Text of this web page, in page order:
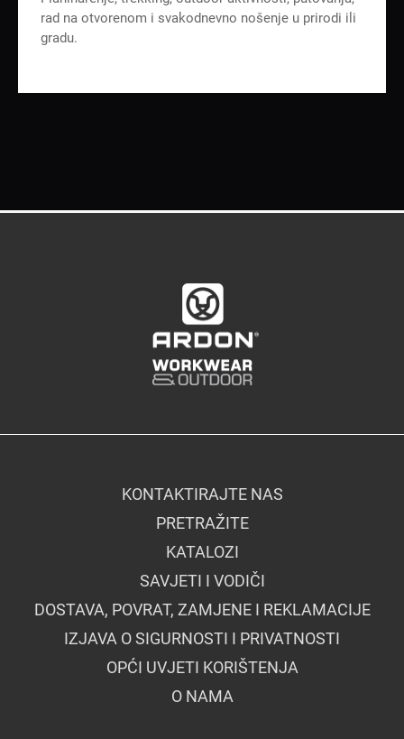
rad na otvorenom i svakodnevno nošenje u prirodi ili
gradu.
KONTAKTIRAJTE NAS
PRETRAŽITE
KATALOZI
SAVJETI I VODIČI
DOSTAVA, POVRAT, ZAMJENE I REKLAMACIJE
IZJAVA O SIGURNOSTI I PRIVATNOSTI
OPĆI UVJETI KORIŠTENJA
O NAMA